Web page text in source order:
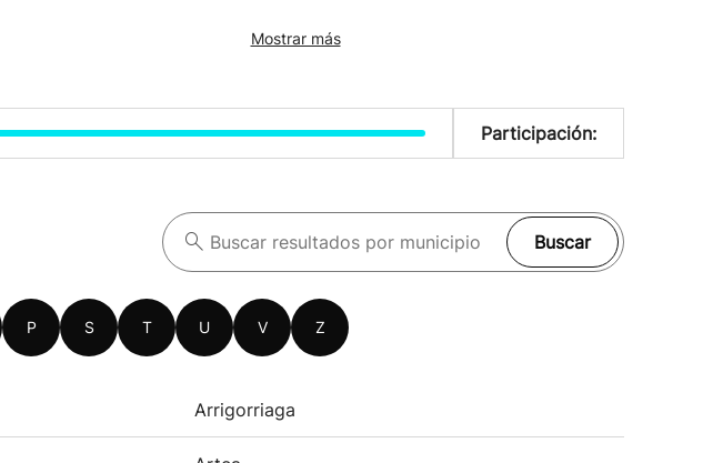
Mostrar más
Participación:
Buscar
P S T U V Z
Arrigorriaga